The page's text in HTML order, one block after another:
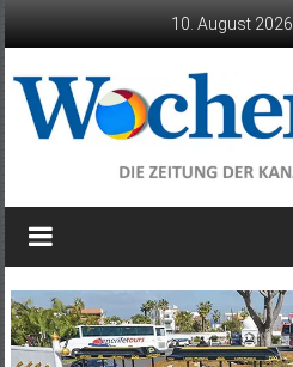
10. August 2026
Wochenblatt
die
der
Kanarischen